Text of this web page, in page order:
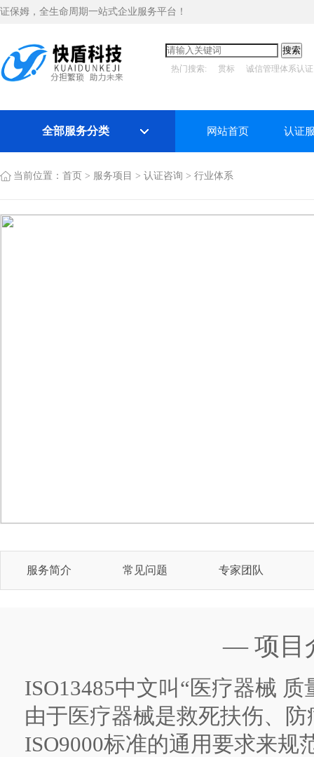
证保姆，全生命周期一站式企业服务平台！
热门搜索: 贯标 诚信管理体系认证
全部服务分类 网站首页 认证
当前位置： 首页 > 服务项目 > 认证咨询 > 行业体系
服务简介 常见问题 专家团队
— 项目
ISO13485中文叫“医疗器械
由于医疗器械是救死扶伤、
ISO9000标准的通用要求来规